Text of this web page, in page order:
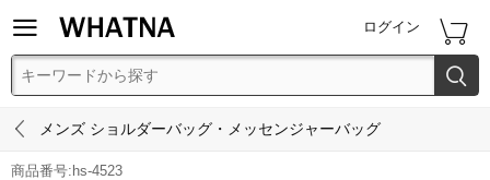
 ログイン 

 メンズ ショルダーバッグ・メッセンジャーバッグ
商品番号:hs-4523